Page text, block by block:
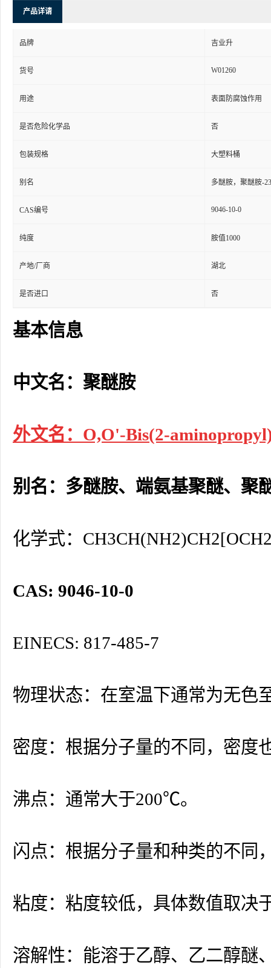
产品详请
品牌 吉业升
货号 W01260
用途 表面防腐蚀作用
是否危险化学品 否
包装规格 大塑料桶
别名 多醚胺，聚醚胺-
CAS编号 9046-10-0
纯度 胺值1000
产地/厂商 湖北
是否进口 否
基本信息
中文名：聚醚胺
外文名：O,O'-Bis(2-
别名：多醚胺、端氨基聚醚、聚
化学式：
CAS: 9046-10-0
EINECS: 817-485-7
物理状态：在室温下通常为无色
密度：根据分子量的不同，密度
沸点：通常大于200℃。
闪点：根据分子量和种类的不同
粘度：粘度较低，具体数值取决
溶解性：能溶于乙醇、乙二醇醚